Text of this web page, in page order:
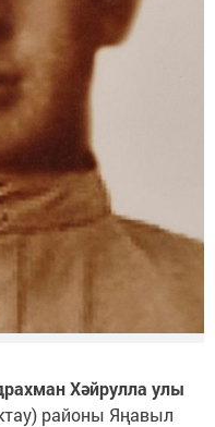
Хәйрулла улы
районы Яңавыл